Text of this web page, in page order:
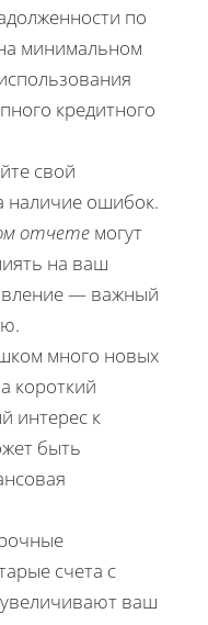
по
минимальном
кредитного
свой
наличие ошибок.
отчете могут
на ваш
— важный
много новых
короткий
интерес к
быть
счета с
ваш